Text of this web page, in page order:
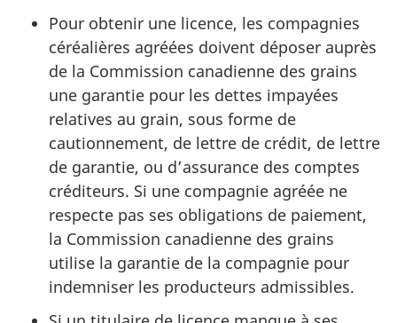
Pour obtenir une licence, les compagnies
céréalières agréées doivent déposer auprès
de la Commission canadienne des grains
une garantie pour les dettes impayées
relatives au grain, sous forme de
cautionnement, de lettre de crédit, de lettre
de garantie, ou d’assurance des comptes
créditeurs. Si une compagnie agréée ne
respecte pas ses obligations de paiement,
la Commission canadienne des grains
utilise la garantie de la compagnie pour
indemniser les producteurs admissibles.